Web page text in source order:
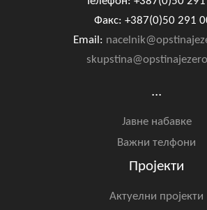
Факс: +387(0)50 291
Email:
...
Јавне набавке
Важни телфони
Пројекти
Актуелни пројекти